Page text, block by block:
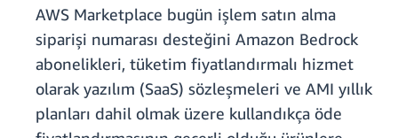
AWS Marketplace bugün işlem satın alma
siparişi numarası desteğini Amazon Bedrock
abonelikleri, tüketim fiyatlandırmalı hizmet
olarak yazılım (SaaS) sözleşmeleri ve AMI yıllık
planları dahil olmak üzere kullandıkça öde